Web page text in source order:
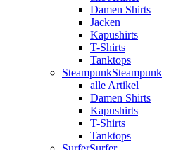
Damen Shirts
Jacken
Kapushirts
T-Shirts
Tanktops
SteampunkSteampunk
alle Artikel
Damen Shirts
Kapushirts
T-Shirts
Tanktops